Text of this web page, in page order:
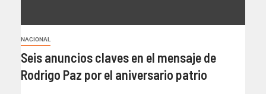
NACIONAL
Seis anuncios claves en el mensaje de
Rodrigo Paz por el aniversario patrio